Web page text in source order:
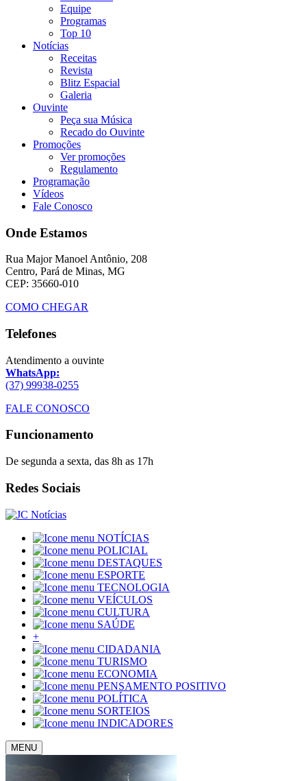
Equipe
Programas
Top 10
Notícias
Receitas
Revista
Blitz Espacial
Galeria
Ouvinte
Peça sua Música
Recado do Ouvinte
Promoções
Ver promoções
Regulamento
Programação
Vídeos
Fale Conosco
Onde Estamos
Rua Major Manoel Antônio, 208
Centro, Pará de Minas, MG
CEP: 35660-010
COMO CHEGAR
Telefones
Atendimento a ouvinte
WhatsApp:
(37) 99938-0255
FALE CONOSCO
Funcionamento
De segunda a sexta, das 8h as 17h
Redes Sociais
NOTÍCIAS
POLICIAL
DESTAQUES
ESPORTE
TECNOLOGIA
VEÍCULOS
CULTURA
SAÚDE
+
CIDADANIA
TURISMO
ECONOMIA
PENSAMENTO POSITIVO
POLÍTICA
SORTEIOS
INDICADORES
MENU